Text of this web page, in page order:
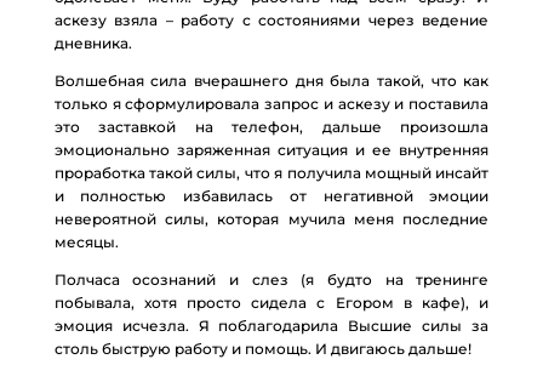
аскезу взяла – работу с состояниями через ведение
дневника.
Волшебная сила вчерашнего дня была такой, что как
только я сформулировала запрос и аскезу и поставила
это заставкой на телефон, дальше произошла
эмоционально заряженная ситуация и ее внутренняя
проработка такой силы, что я получила мощный инсайт
и полностью избавилась от негативной эмоции
невероятной силы, которая мучила меня последние
месяцы.
Полчаса осознаний и слез (я будто на тренинге
побывала, хотя просто сидела с Егором в кафе), и
эмоция исчезла. Я поблагодарила Высшие силы за
столь быструю работу и помощь. И двигаюсь дальше!